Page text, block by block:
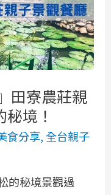
田寮農莊親
境！
食分享, 全台親子
的秘境景觀過